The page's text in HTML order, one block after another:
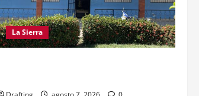
La Sierra